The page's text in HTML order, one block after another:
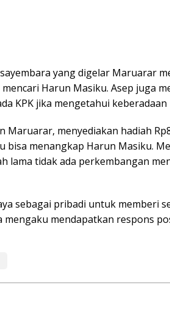
yang digelar Maruarar
Harun Masiku. Asep juga
KPK jika mengetahui
Maruarar, menyediakan hadiah
bisa menangkap Harun Masiku.
lama tidak ada perkembangan
sebagai pribadi untuk memberi
mengaku mendapatkan respons